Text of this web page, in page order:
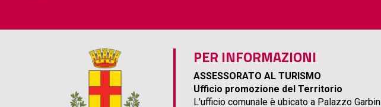
PER INFORMAZIONI
ASSESSORATO AL TURISMO
Ufficio promozione del Territorio
L'ufficio comunale è ubicato a Palazzo